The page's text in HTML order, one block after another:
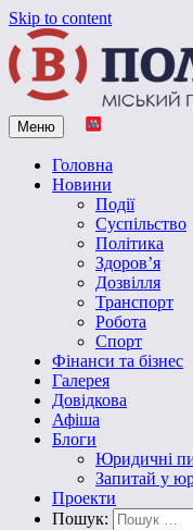
Skip to content
Vpoltave.info
Полтавський портал
Меню
Головна
Новини
Події
Суспільство
Політика
Здоров’я
Дозвілля
Транспорт
Робота
Спорт
Фінанси та бізнес
Галерея
Довідкова
Афіша
Блоги
Юридичні
Запитай у
Проекти
Пошук: